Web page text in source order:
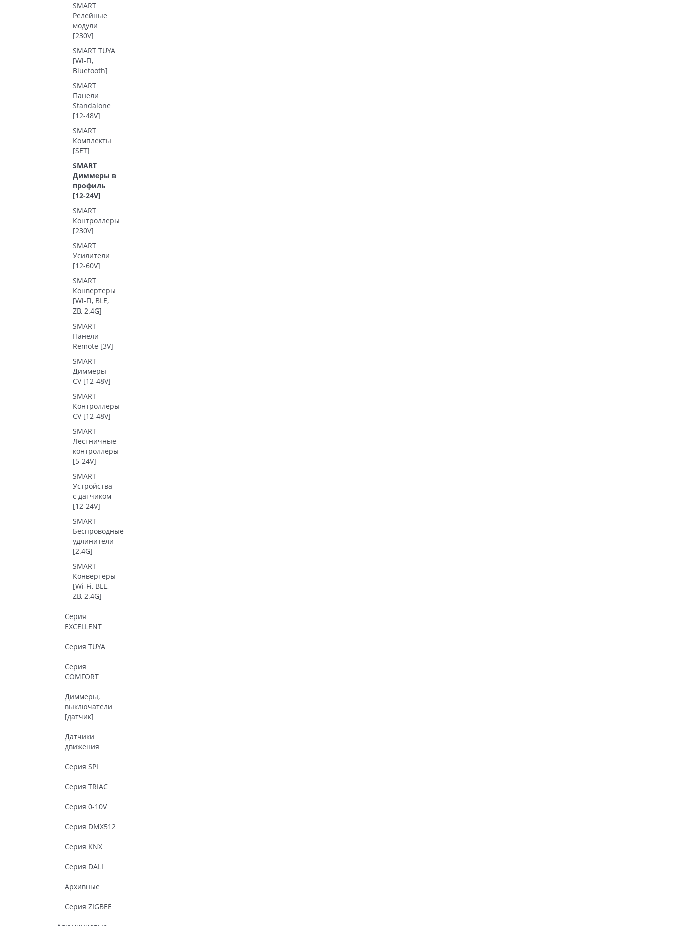
SMART
Релейные
модули
[230V]
SMART TUYA
[Wi-Fi,
Bluetooth]
SMART
Панели
Standalone
[12-48V]
SMART
Комплекты
[SET]
SMART
Диммеры в
профиль
[12-24V]
SMART
Контроллеры
[230V]
SMART
Усилители
[12-60V]
SMART
Конвертеры
[Wi-Fi, BLE,
ZB, 2.4G]
SMART
Панели
Remote [3V]
SMART
Диммеры
CV [12-48V]
SMART
Контроллеры
CV [12-48V]
SMART
Лестничные
контроллеры
[5-24V]
SMART
Устройства
с датчиком
[12-24V]
SMART
Беспроводные
удлинители
[2.4G]
SMART
Конвертеры
[Wi-Fi, BLE,
ZB, 2.4G]
Серия
EXCELLENT
Серия TUYA
Серия
COMFORT
Диммеры,
выключатели
[датчик]
Датчики
движения
Серия SPI
Серия TRIAC
Серия 0-10V
Серия DMX512
Серия KNX
Серия DALI
Архивные
Серия ZIGBEE